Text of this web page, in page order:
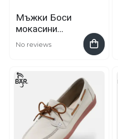
Мъжки Боси
мокасини
Emiliano
No reviews